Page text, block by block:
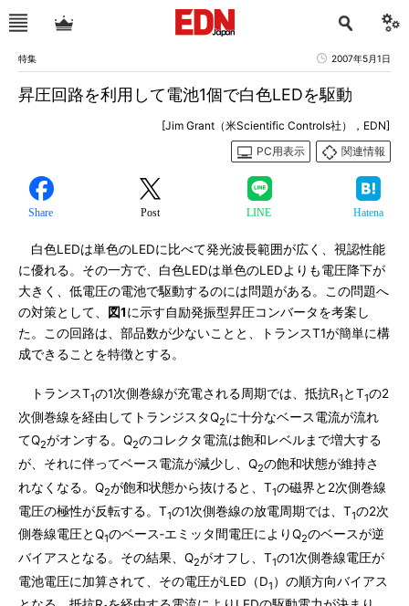
特集 2007年5月1日
昇圧回路を利用して電池1個で白色LEDを駆動
[Jim Grant（米Scientific Controls社），EDN]
PC用表示
関連情報
Share Post LINE Hatena
白色LEDは単色のLEDに比べて発光波長範囲が広く、視認性能
に優れる。その一方で、白色LEDは単色のLEDよりも電圧降下が
大きく、低電圧の電池で駆動するのには問題がある。この問題へ
の対策として、
図1に示す自励発振型昇圧コンバータを考案し
た。この回路は、部品数が少ないことと、トランスT1が簡単に構
成できることを特徴とする。
トランスT1の1次側巻線が充電される周期では、抵抗R1 とT1の2
次側巻線を経由してトランジスタQ2に十分なベース電流が流れ
てQ2がオンする。Q2のコレクタ電流は飽和レベルまで増大する
が、それに伴ってベース電流が減少し、Q2の飽和状態が維持さ
れなくなる。Q2が飽和状態から抜けると、T1の磁界と2次側巻線
電圧の極性が反転する。T1の1次側巻線の放電周期では、T1の2次
側巻線電圧とQ1のベース‐エミッタ間電圧によりQ2のベースが逆
バイアスとなる。その結果、Q2がオフし、T1の1次側巻線電圧が
電池電圧に加算されて、その電圧がLED（D1 ）の順方向バイアス